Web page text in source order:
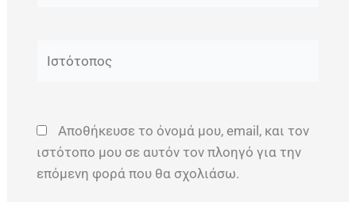
Αποθήκευσε το όνομά μου, email, και τον
ιστότοπο μου σε αυτόν τον πλοηγό για την
επόμενη φορά που θα σχολιάσω.